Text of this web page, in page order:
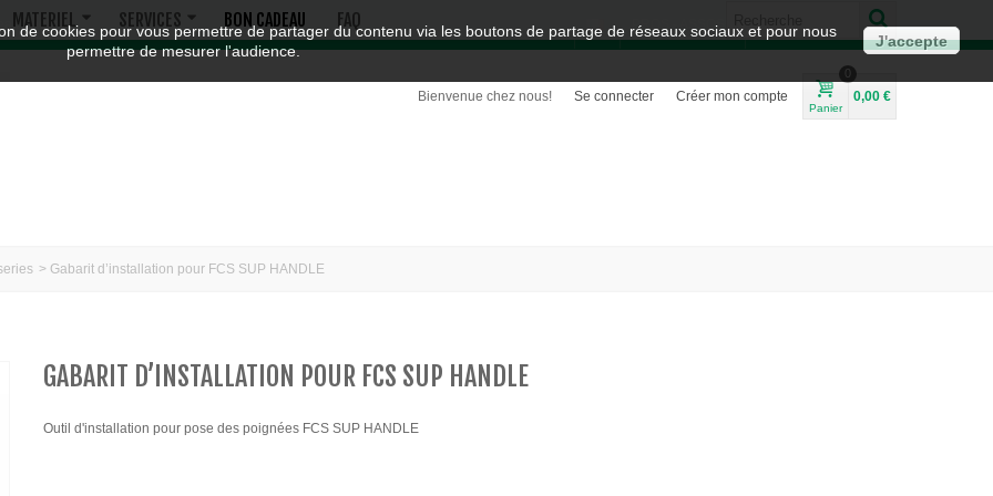
English) INFOS PRATIQUES
PROS - ASSOS
Bienvenue chez nous! Se connecter Créer mon compte
Panier
0
0,00 €
MATERIEL SERVICES BON CADEAU FAQ
> Gabarit d’installation pour FCS SUP HANDLE
GABARIT D’INSTALLATION POUR FCS SUP HANDLE
Outil d'installation pour pose des poignées FCS SUP HANDLE
de cookies pour vous permettre de partager du contenu via les boutons de partage de réseaux sociaux et pour nous
permettre de mesurer l'audience.
J'accepte